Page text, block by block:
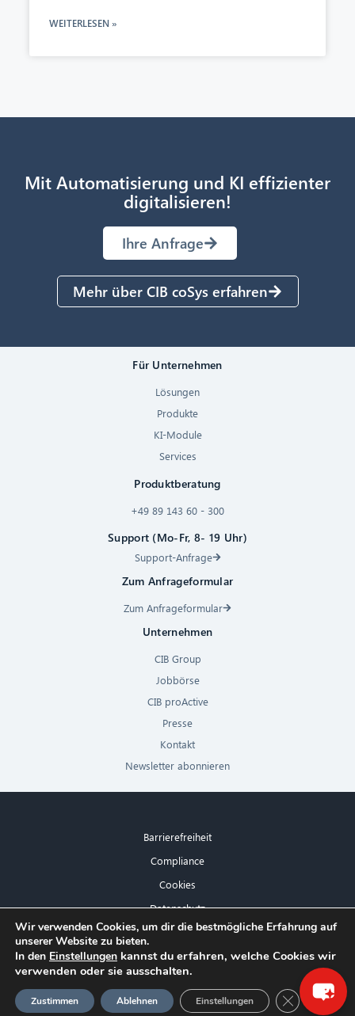
WEITERLESEN »
Mit Automatisierung und KI effizienter
digitalisieren!
Ihre Anfrage
Mehr über CIB coSys erfahren
Für Unternehmen
Lösungen
Produkte
KI-Module
Services
Produktberatung
+49 89 143 60 - 300
Support (Mo-Fr, 8- 19 Uhr)
Support-Anfrage
Zum Anfrageformular
Zum Anfrageformular
Unternehmen
CIB Group
Jobbörse
CIB proActive
Presse
Kontakt
Newsletter abonnieren
Barrierefreiheit
Compliance
Cookies
Datenschutz
Impressum
Wir verwenden Cookies, um dir die bestmögliche Erfahrung auf
unserer Website zu bieten.
In den Einstellungen kannst du erfahren, welche Cookies wir
verwenden oder sie ausschalten.
Zustimmen Ablehnen Einstellungen GDPR
×